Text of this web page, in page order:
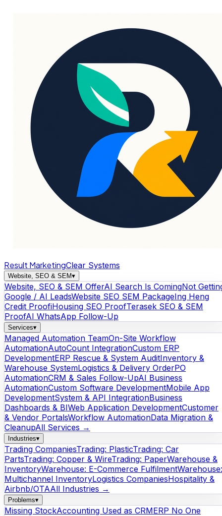
Result MarketingClear Systems
Website, SEO & SEM▾
Website, SEO & SEM OfferAI Search Is ComingNot
Google / AI LeadsWebsite SEO SEM PackageIng Heng
Credit ProofiHousing SEO ProofTerasek SEO & SEM
ProofAI WhatsApp Follow-Up
Services▾
Managed Automation TeamOn-Site Workflow
AutomationAutoCount IntegrationCustom ERP
DevelopmentERP Rescue & System AuditInventory &
Warehouse SystemLogistics & Delivery OrderPO
AutomationCRM & Sales Follow-UpAI Business
AutomationCustom Software DevelopmentMobile App
DevelopmentSystem & API IntegrationBusiness
Dashboards & BIWeb Application DevelopmentCustomer
& Vendor PortalsWorkflow AutomationData Migration &
CleanupAll Services →
Industries▾
Trading CompaniesTrading: PlasticTrading: Car
PartsTrading: Copper & WireTrading: PaperWarehouse &
InventoryWarehouse: E-Commerce FulfilmentWarehouse:
Multichannel InventoryLogistics CompaniesHospitality &
Airbnb/OTAAll Industries →
Problems▾
Missing StockAccounting Used as CRMERP No One